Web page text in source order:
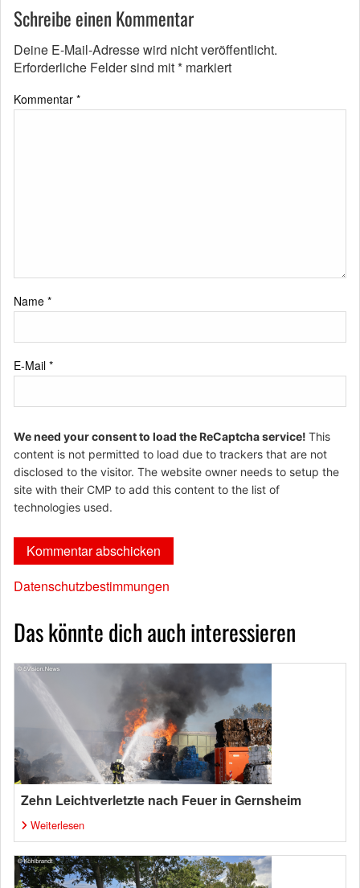
Schreibe einen Kommentar
Deine E-Mail-Adresse wird nicht veröffentlicht.
Erforderliche Felder sind mit* markiert
Kommentar *
Name *
E-Mail *
We need your consent to load the ReCaptcha service! This
content is not permitted to load due to trackers that are not
disclosed to the visitor. The website owner needs to setup the
site with their CMP to add this content to the list of
technologies used.
Datenschutzbestimmungen
Das könnte dich auch interessieren
Zehn Leichtverletzte nach Feuer in Gernsheim
Weiterlesen